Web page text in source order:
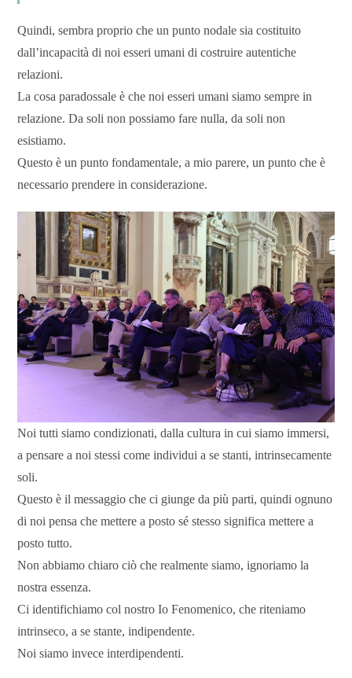
Quindi, sembra proprio che un punto nodale sia costituito
dall’incapacità di noi esseri umani di costruire autentiche
relazioni.
La cosa paradossale è che noi esseri umani siamo sempre in
relazione. Da soli non possiamo fare nulla, da soli non
esistiamo.
Questo è un punto fondamentale, a mio parere, un punto che è
necessario prendere in considerazione.
Noi tutti siamo condizionati, dalla cultura in cui siamo immersi,
a pensare a noi stessi come individui a se stanti, intrinsecamente
soli.
Questo è il messaggio che ci giunge da più parti, quindi ognuno
di noi pensa che mettere a posto sé stesso significa mettere a
posto tutto.
Non abbiamo chiaro ciò che realmente siamo, ignoriamo la
nostra essenza.
Ci identifichiamo col nostro Io Fenomenico, che riteniamo
intrinseco, a se stante, indipendente.
Noi siamo invece interdipendenti.